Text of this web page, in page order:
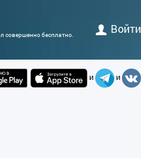
совершенно бесплатно. Войти
и и